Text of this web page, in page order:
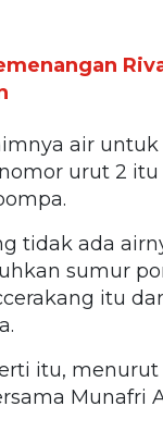
air
urut 2 itu
tidak ada
sumur
itu
itu,
Munafri